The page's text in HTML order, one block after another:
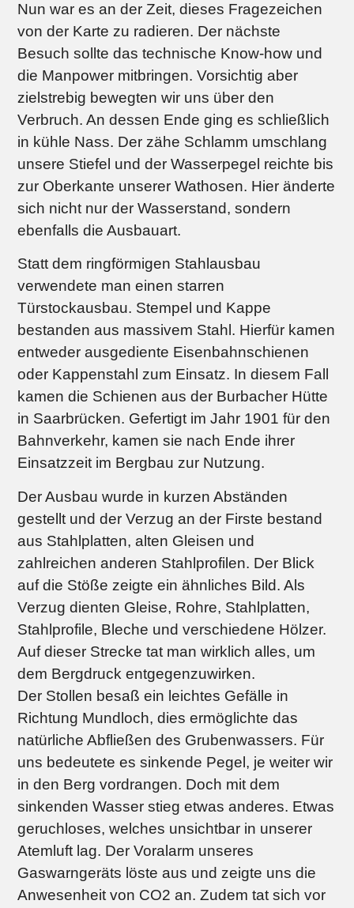
Nun war es an der Zeit, dieses Fragezeichen
von der Karte zu radieren. Der nächste
Besuch sollte das technische Know-how und
die Manpower mitbringen. Vorsichtig aber
zielstrebig bewegten wir uns über den
Verbruch. An dessen Ende ging es schließlich
in kühle Nass. Der zähe Schlamm umschlang
unsere Stiefel und der Wasserpegel reichte bis
zur Oberkante unserer Wathosen. Hier änderte
sich nicht nur der Wasserstand, sondern
ebenfalls die Ausbauart.
Statt dem ringförmigen Stahlausbau
verwendete man einen starren
Türstockausbau. Stempel und Kappe
bestanden aus massivem Stahl. Hierfür kamen
entweder ausgediente Eisenbahnschienen
oder Kappenstahl zum Einsatz. In diesem Fall
kamen die Schienen aus der Burbacher Hütte
in Saarbrücken. Gefertigt im Jahr 1901 für den
Bahnverkehr, kamen sie nach Ende ihrer
Einsatzzeit im Bergbau zur Nutzung.
Der Ausbau wurde in kurzen Abständen
gestellt und der Verzug an der Firste bestand
aus Stahlplatten, alten Gleisen und
zahlreichen anderen Stahlprofilen. Der Blick
auf die Stöße zeigte ein ähnliches Bild. Als
Verzug dienten Gleise, Rohre, Stahlplatten,
Stahlprofile, Bleche und verschiedene Hölzer.
Auf dieser Strecke tat man wirklich alles, um
dem Bergdruck entgegenzuwirken.
Der Stollen besaß ein leichtes Gefälle in
Richtung Mundloch, dies ermöglichte das
natürliche Abfließen des Grubenwassers. Für
uns bedeutete es sinkende Pegel, je weiter wir
in den Berg vordrangen. Doch mit dem
sinkenden Wasser stieg etwas anderes. Etwas
geruchloses, welches unsichtbar in unserer
Atemluft lag. Der Voralarm unseres
Gaswarngeräts löste aus und zeigte uns die
Anwesenheit von CO2 an. Zudem tat sich vor